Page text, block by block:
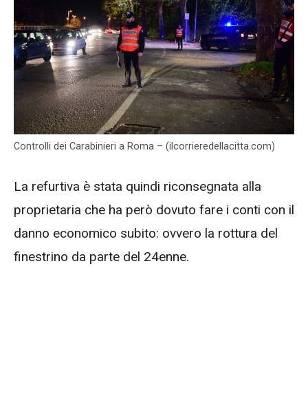
Controlli dei Carabinieri a Roma – (ilcorrieredellacitta.com)
La refurtiva è stata quindi riconsegnata alla
proprietaria che ha però dovuto fare i conti con il
danno economico subito: ovvero la rottura del
finestrino da parte del 24enne.